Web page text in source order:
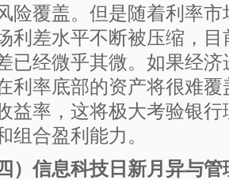
险覆盖。但是随着利率
利差水平不断被压缩，
已经微乎其微。如果经
利率底部的资产将很难
益率，这将极大考验银
组合盈利能力。
四）信息科技日新月异与